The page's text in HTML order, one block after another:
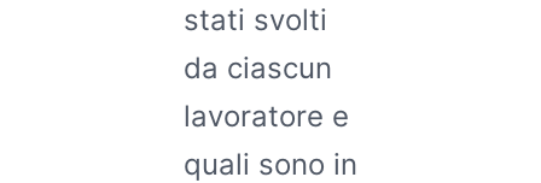
stati svolti
da ciascun
lavoratore e
quali sono in